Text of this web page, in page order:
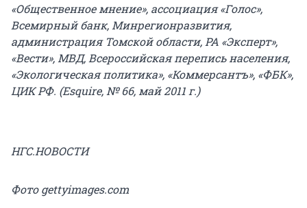
«Общественное мнение», ассоциация «Голос»,
Всемирный банк, Минрегионразвития,
администрация Томской области, РА «Эксперт»,
«Вести», МВД, Всероссийская перепись населения,
«Экологическая политика», «Коммерсантъ», «ФБК»,
ЦИК РФ. (Esquire, № 66, май 2011 г.)
НГС.НОВОСТИ
Фото gettyimages.com